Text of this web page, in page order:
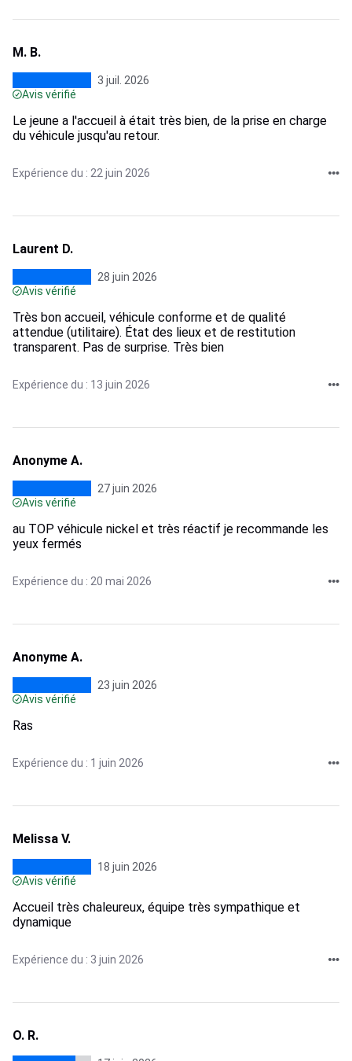
M. B.
3 juil. 2026
Avis vérifié
Le jeune a l'accueil à était très bien, de la prise en charge
du véhicule jusqu'au retour.
Expérience du : 22 juin 2026
Laurent D.
28 juin 2026
Avis vérifié
Très bon accueil, véhicule conforme et de qualité
attendue (utilitaire). État des lieux et de restitution
transparent. Pas de surprise. Très bien
Expérience du : 13 juin 2026
Anonyme A.
27 juin 2026
Avis vérifié
au TOP véhicule nickel et très réactif je recommande les
yeux fermés
Expérience du : 20 mai 2026
Anonyme A.
23 juin 2026
Avis vérifié
Ras
Expérience du : 1 juin 2026
Melissa V.
18 juin 2026
Avis vérifié
Accueil très chaleureux, équipe très sympathique et
dynamique
Expérience du : 3 juin 2026
O. R.